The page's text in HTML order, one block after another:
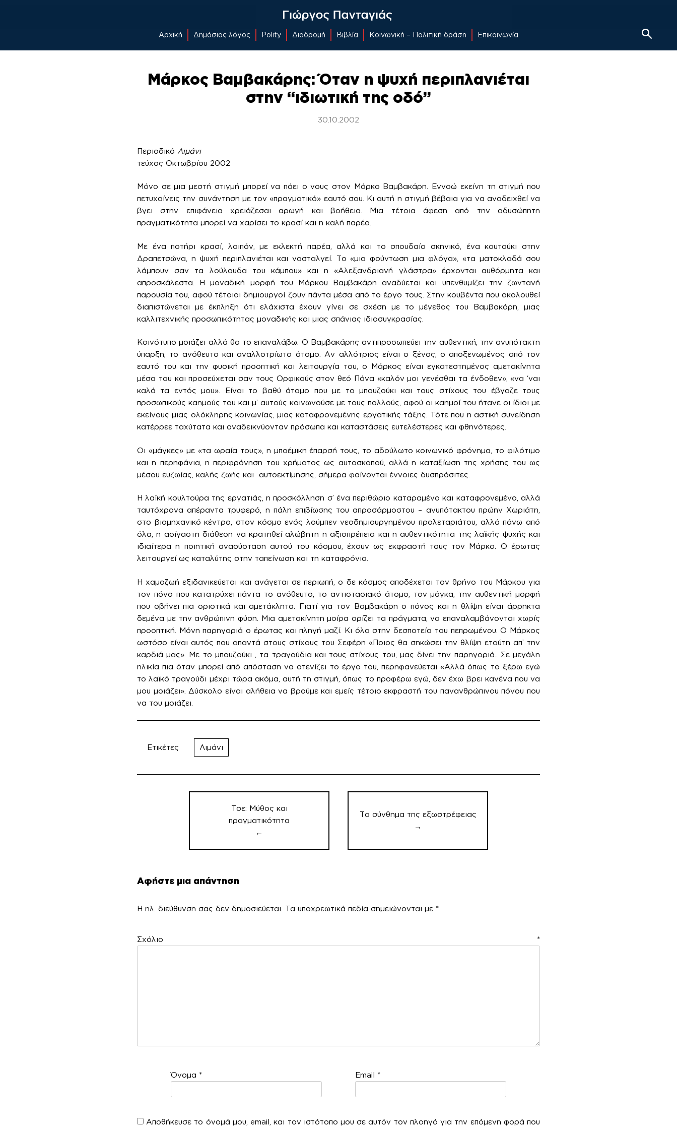
Αρχική Δημόσιος λόγος Polity Διαδρομή Βιβλία Κοινωνική – Πολιτική δράση Επικοινωνία
Μάρκος Βαμβακάρης: Όταν η ψυχή περιπλανιέται
στην “ιδιωτική της οδό”
30.10.2002
Περιοδικό Λιμάνι
τεύχος Οκτωβρίου 2002
Μόνο σε μια μεστή στιγμή μπορεί να πάει ο νους στον Μάρκο Βαμβακάρη. Εννοώ εκείνη τη στιγμή που
πετυχαίνεις την συνάντηση με τον «πραγματικό» εαυτό σου. Κι αυτή η στιγμή βέβαια για να αναδειχθεί να
βγει στην επιφάνεια χρειάζεσαι αρωγή και βοήθεια. Μια τέτοια άφεση από την αδυσώπητη
πραγματικότητα μπορεί να χαρίσει το κρασί και η καλή παρέα.
Με ένα ποτήρι κρασί, λοιπόν, με εκλεκτή παρέα, αλλά και το σπουδαίο σκηνικό, ένα κουτούκι στην
Δραπετσώνα, η ψυχή περιπλανιέται και νοσταλγεί. Το «μια φούντωση μια φλόγα», «τα ματοκλαδά σου
λάμπουν σαν τα λούλουδα του κάμπου» και η «Αλεξανδριανή γλάστρα» έρχονται αυθόρμητα και
απροσκάλεστα. Η μοναδική μορφή του Μάρκου Βαμβακάρη αναδύεται και υπενθυμίζει την ζωντανή
παρουσία του, αφού τέτοιοι δημιουργοί ζουν πάντα μέσα από το έργο τους. Στην κουβέντα που ακολουθεί
διαπιστώνεται με έκπληξη ότι ελάχιστα έχουν γίνει σε σχέση με το μέγεθος του Βαμβακάρη, μιας
καλλιτεχνικής προσωπικότητας μοναδικής και μιας σπάνιας ιδιοσυγκρασίας.
Κοινότυπο μοιάζει αλλά θα το επαναλάβω. Ο Βαμβακάρης αντιπροσωπεύει την αυθεντική, την ανυπότακτη
ύπαρξη, το ανόθευτο και αναλλοτρίωτο άτομο. Αν αλλότριος είναι ο ξένος, ο αποξενωμένος από τον
εαυτό του και την φυσική προοπτική και λειτουργία του, ο Μάρκος είναι εγκατεστημένος αμετακίνητα
μέσα του και προσεύχεται σαν τους Ορφικούς στον θεό Πάνα «καλόν μοι γενέσθαι τα ένδοθεν», «να ‘ναι
καλά τα εντός μου». Είναι το βαθύ άτομο που με το μπουζούκι και τους στίχους του έβγαζε τους
προσωπικούς καημούς του και μ’ αυτούς κοινωνούσε με τους πολλούς, αφού οι καημοί του ήτανε οι ίδιοι με
εκείνους μιας ολόκληρης κοινωνίας, μιας καταφρονεμένης εργατικής τάξης. Τότε που η αστική συνείδηση
κατέρρεε ταχύτατα και αναδεικνύονταν πρόσωπα και καταστάσεις ευτελέστερες και φθηνότερες.
Οι «μάγκες» με «τα ωραία τους», η μποέμικη έπαρσή τους, το αδούλωτο κοινωνικό φρόνημα, το φιλότιμο
και η περηφάνια, η περιφρόνηση του χρήματος ως αυτοσκοπού, αλλά η καταξίωση της χρήσης του ως
μέσου ευζωίας, καλής ζωής και αυτοεκτίμησης, σήμερα φαίνονται έννοιες δυσπρόσιτες.
Η λαϊκή κουλτούρα της εργατιάς, η προσκόλληση σ’ ένα περιθώριο καταραμένο και καταφρονεμένο, αλλά
ταυτόχρονα απέραντα τρυφερό, η πάλη επιβίωσης του απροσάρμοστου – ανυπότακτου πρώην Χωριάτη,
στο βιομηχανικό κέντρο, στον κόσμο ενός λούμπεν νεοδημιουργημένου προλεταριάτου, αλλά πάνω από
όλα, η ασίγαστη διάθεση να κρατηθεί αλώβητη η αξιοπρέπεια και η αυθεντικότητα της λαϊκής ψυχής και
ιδιαίτερα η ποιητική ανασύσταση αυτού του κόσμου, έχουν ως εκφραστή τους τον Μάρκο. Ο έρωτας
λειτουργεί ως καταλύτης στην ταπείνωση και τη καταφρόνια.
Η χαμοζωή εξιδανικεύεται και ανάγεται σε περιωπή, ο δε κόσμος αποδέχεται τον θρήνο του Μάρκου για
τον πόνο που κατατρύχει πάντα το ανόθευτο, το αντιστασιακό άτομο, τον μάγκα, την αυθεντική μορφή
που σβήνει πια οριστικά και αμετάκλητα. Γιατί για τον Βαμβακάρη ο πόνος και η θλίψη είναι άρρηκτα
δεμένα με την ανθρώπινη φύση. Μια αμετακίνητη μοίρα ορίζει τα πράγματα, να επαναλαμβάνονται χωρίς
προοπτική. Μόνη παρηγοριά ο έρωτας και πληγή μαζί. Κι όλα στην δεσποτεία του πεπρωμένου. Ο Μάρκος
ωστόσο είναι αυτός που απαντά στους στίχους του Σεφέρη «Ποιος θα σηκώσει την θλίψη ετούτη απ’ την
καρδιά μας». Με το μπουζούκι , τα τραγούδια και τους στίχους του, μας δίνει την παρηγοριά.. Σε μεγάλη
ηλικία πια όταν μπορεί από απόσταση να ατενίζει το έργο του, περηφανεύεται «Αλλά όπως το ξέρω εγώ
το λαϊκό τραγούδι μέχρι τώρα ακόμα, αυτή τη στιγμή, όπως το προφέρω εγώ, δεν έχω βρει κανένα που να
μου μοιάζει». Δύσκολο είναι αλήθεια να βρούμε και εμείς τέτοιο εκφραστή του πανανθρώπινου πόνου που
να του μοιάζει.
Ετικέτες Λιμάνι
Πλοήγηση
Τσε: Μύθος και
πραγματικότητα
←
Το σύνθημα της εξωστρέφειας
→
Αφήστε μια απάντηση
Η ηλ. διεύθυνση σας δεν δημοσιεύεται. Τα υποχρεωτικά πεδία σημειώνονται με *
Σχόλιο *
Όνομα * Email *
Αποθήκευσε το όνομά μου, email, και τον ιστότοπο μου σε αυτόν τον πλοηγό για την επόμενη φορά που